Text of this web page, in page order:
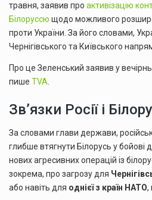
травня, заявив про активізацію
Білоруссю щодо можливого
проти України. За його словами,
Чернігівського та Київського
Про це Зеленський заявив у
пише TVA
Звʼязки Росії і
За словами глави держави,
глибше втягнути Білорусь у бойові
нових агресивних операцій із
зокрема, про загрозу для
або навіть для однієї з країн НАТО,